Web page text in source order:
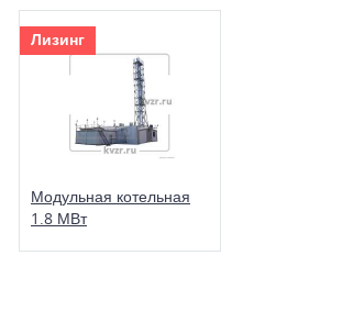
Лизинг
Модульная котельная
1.8 МВт